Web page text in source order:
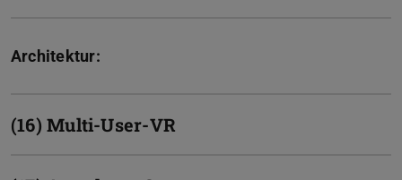
Architektur:
(16) Multi-User-VR